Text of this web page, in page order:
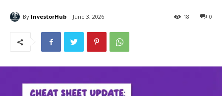
By InvestorHub June 3, 2026 0
18